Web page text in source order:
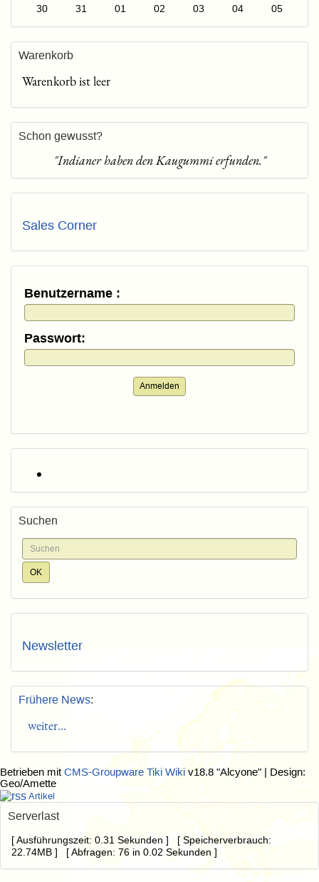
30 31 01 02 03 04 05
Warenkorb
Warenkorb ist leer
Schon gewusst?
"Indianer haben den Kaugummi erfunden."
Sales Corner
Benutzername :
Passwort:
Anmelden
Suchen
Newsletter
Frühere News:
weiter...
Betrieben mit CMS-Groupware Tiki Wiki v18.8 "Alcyone" | Design:
Geo/Amette
Artikel
Serverlast
[ Ausführungszeit: 0.31 Sekunden ] [ Speicherverbrauch:
22.74MB ] [ Abfragen: 76 in 0.02 Sekunden ]